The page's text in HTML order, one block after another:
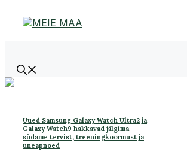
Uued Samsung Galaxy Watch Ultra2 ja
Galaxy Watch9 hakkavad jälgima
südame tervist, treeningkoormust ja
uneapnoed